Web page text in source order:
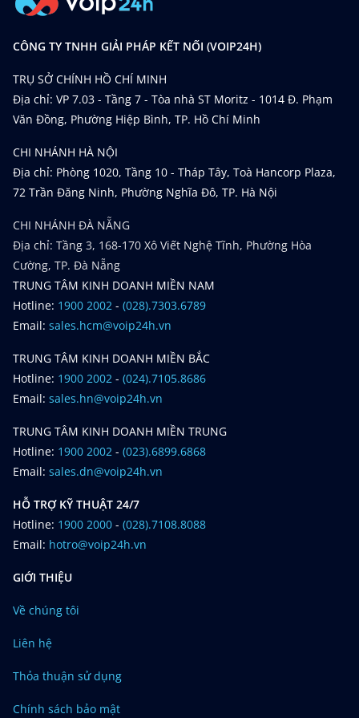
CÔNG TY TNHH GIẢI PHÁP KẾT NỐI (VOIP24H)
TRỤ SỞ CHÍNH HỒ CHÍ MINH
Địa chỉ: VP 7.03 - Tầng 7 - Tòa nhà ST Moritz - 1014 Đ. Phạm
Văn Đồng, Phường Hiệp Bình, TP. Hồ Chí Minh
CHI NHÁNH HÀ NỘI
Địa chỉ: Phòng 1020, Tầng 10 - Tháp Tây, Toà Hancorp Plaza,
72 Trần Đăng Ninh, Phường Nghĩa Đô, TP. Hà Nội
CHI NHÁNH ĐÀ NẴNG
Địa chỉ: Tầng 3, 168-170 Xô Viết Nghệ Tĩnh, Phường Hòa
Cường, TP. Đà Nẵng
TRUNG TÂM KINH DOANH MIỀN NAM
Hotline: 1900 2002 - (028).7303.6789
Email: sales.hcm@voip24h.vn
TRUNG TÂM KINH DOANH MIỀN BẮC
Hotline: 1900 2002 - (024).7105.8686
Email: sales.hn@voip24h.vn
TRUNG TÂM KINH DOANH MIỀN TRUNG
Hotline: 1900 2002 - (023).6899.6868
Email: sales.dn@voip24h.vn
HỖ TRỢ KỸ THUẬT 24/7
Hotline: 1900 2000 - (028).7108.8088
Email: hotro@voip24h.vn
GIỚI THIỆU
Về chúng tôi
Liên hệ
Thỏa thuận sử dụng
Chính sách bảo mật